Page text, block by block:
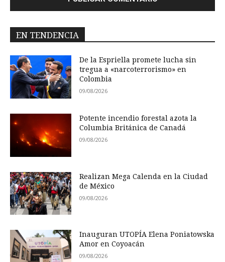
EN TENDENCIA
De la Espriella promete lucha sin
tregua a «narcoterrorismo» en
Colombia
09/08/2026
Potente incendio forestal azota la
Columbia Británica de Canadá
09/08/2026
Realizan Mega Calenda en la Ciudad
de México
09/08/2026
Inauguran UTOPÍA Elena Poniatowska
Amor en Coyoacán
09/08/2026